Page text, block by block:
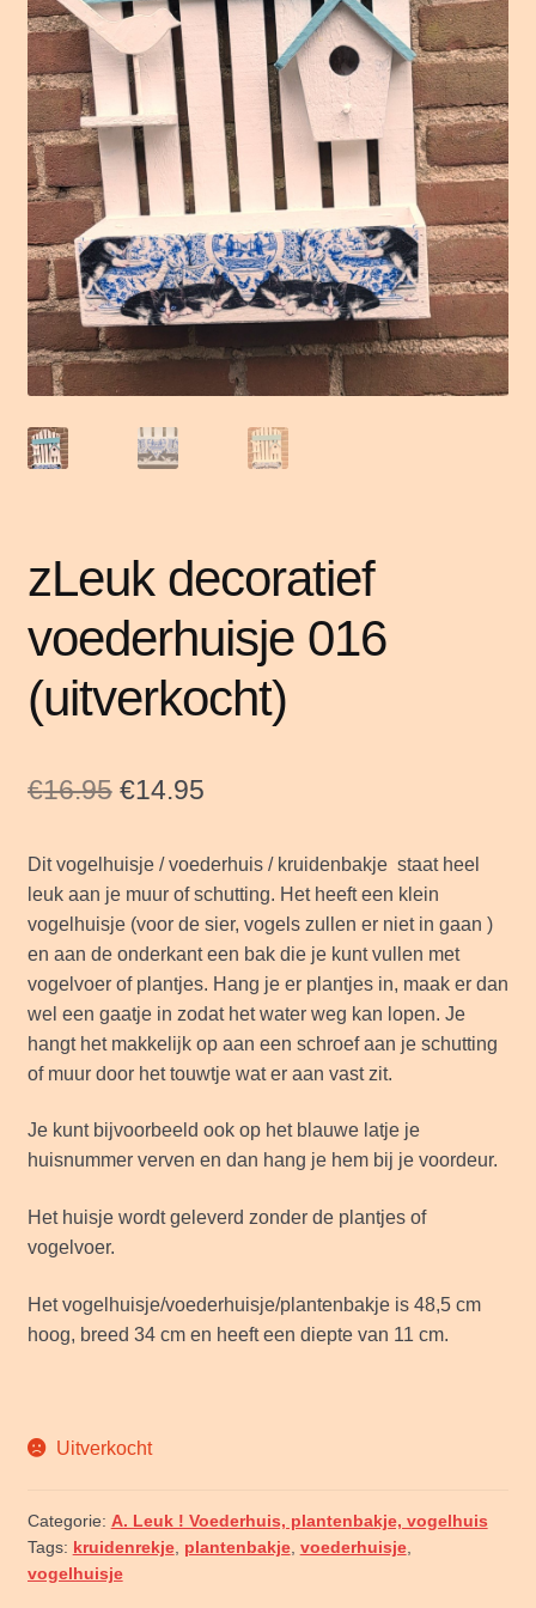
zLeuk decoratief
voederhuisje 016
(uitverkocht)
€16.95 Oorspronkelijke
was:
€16.95.
€14.95Huidige
is:
€14.95.
Dit vogelhuisje / voederhuis / kruidenbakje staat heel
leuk aan je muur of schutting. Het heeft een klein
vogelhuisje (voor de sier, vogels zullen er niet in gaan )
en aan de onderkant een bak die je kunt vullen met
vogelvoer of plantjes. Hang je er plantjes in, maak er dan
wel een gaatje in zodat het water weg kan lopen. Je
hangt het makkelijk op aan een schroef aan je schutting
of muur door het touwtje wat er aan vast zit.
Je kunt bijvoorbeeld ook op het blauwe latje je
huisnummer verven en dan hang je hem bij je voordeur.
Het huisje wordt geleverd zonder de plantjes of
vogelvoer.
Het vogelhuisje/voederhuisje/plantenbakje is 48,5 cm
hoog, breed 34 cm en heeft een diepte van 11 cm.
Uitverkocht
Categorie: A. Leuk ! Voederhuis, plantenbakje, vogelhuis
Tags: kruidenrekje, plantenbakje, voederhuisje,
vogelhuisje